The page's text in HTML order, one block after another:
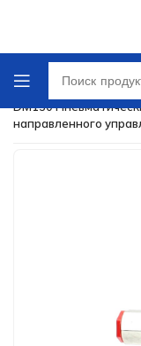
Главная /
DM130
направленного